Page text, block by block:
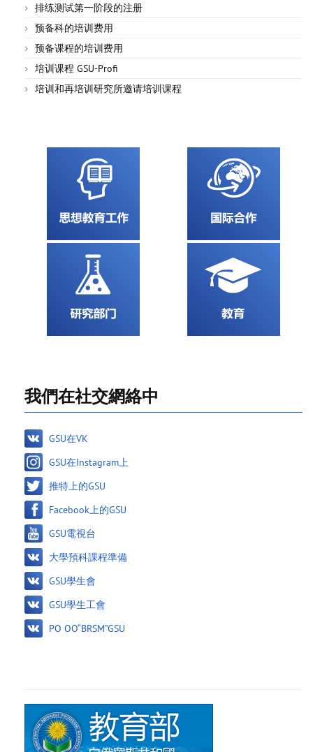
排练测试第一阶段的注册
预备科的培训费用
预备课程的培训费用
培训课程 GSU-Profi
培训和再培训研究所邀请培训课程
我們在社交網絡中
GSU在VK
GSU在Instagram上
推特上的GSU
Facebook上的GSU
GSU電視台
大學預科課程準備
GSU學生會
GSU學生工會
PO OO“BRSM”GSU